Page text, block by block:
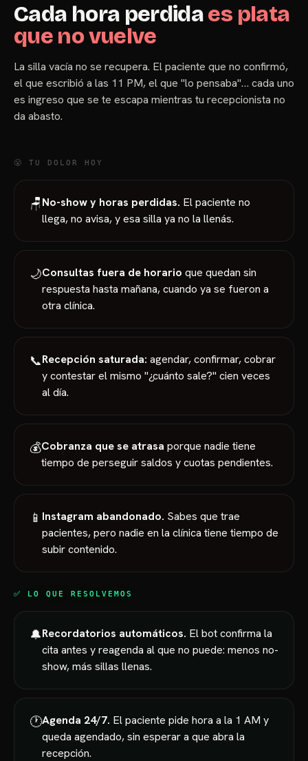
Cada hora perdidaes plata
que no vuelve
La silla vacía no se recupera. El paciente que no confirmó,
el que escribió a las 11 PM, el que "lo pensaba"… cada uno
es ingreso que se te escapa mientras tu recepcionista no
da abasto.
😤 TU DOLOR HOY
🪑No-show y horas perdidas. El paciente no
llega, no avisa, y esa silla ya no la llenás.
🌙Consultas fuera de horario que quedan sin
respuesta hasta mañana, cuando ya se fueron a
otra clínica.
📞Recepción saturada: agendar, confirmar, cobrar
y contestar el mismo "¿cuánto sale?" cien veces
al día.
💰Cobranza que se atrasa porque nadie tiene
tiempo de perseguir saldos y cuotas pendientes.
📱 Instagram abandonado. Sabes que trae
pacientes, pero nadie en la clínica tiene tiempo de
subir contenido.
✅ LO QUE RESOLVEMOS
🔔Recordatorios automáticos. El bot confirma la
cita antes y reagenda al que no puede: menos no-
show, más sillas llenas.
🕐Agenda 24/7. El paciente pide hora a la 1 AM y
queda agendado, sin esperar a que abra la
recepción.